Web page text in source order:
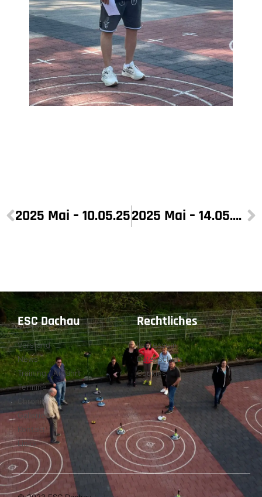
2025 Mai – 10.05.25 2025 Mai – 14.05.25
ESC Dachau
Vorstand
News
Training / Anfahrt
Termine
Chronik
Gallerie
Kontakt
Links
Rechtliches
Impressum
Datenschutz
Cookies